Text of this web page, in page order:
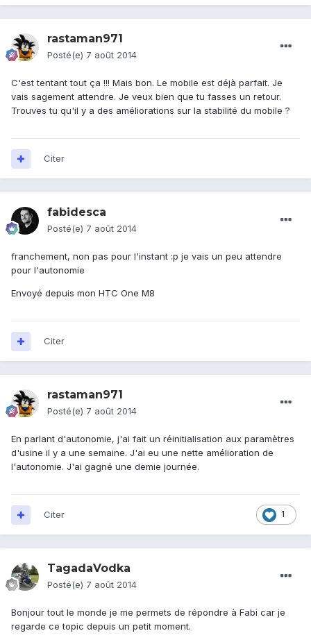
rastaman971
Posté(e) 7 août 2014
C'est tentant tout ça !!! Mais bon. Le mobile est déjà parfait. Je
vais sagement attendre. Je veux bien que tu fasses un retour.
Trouves tu qu'il y a des améliorations sur la stabilité du mobile ?
Citer
fabidesca
Posté(e) 7 août 2014
franchement, non pas pour l'instant :p je vais un peu attendre
pour l'autonomie
Envoyé depuis mon HTC One M8
Citer
rastaman971
Posté(e) 7 août 2014
En parlant d'autonomie, j'ai fait un réinitialisation aux paramètres
d'usine il y a une semaine. J'ai eu une nette amélioration de
l'autonomie. J'ai gagné une demie journée.
1
Citer
TagadaVodka
Posté(e) 7 août 2014
Bonjour tout le monde je me permets de répondre à Fabi car je
regarde ce topic depuis un petit moment.